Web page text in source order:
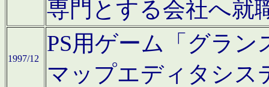
専門とする会社へ就
1997/12
PS用ゲーム「グラン
マップエディタシス